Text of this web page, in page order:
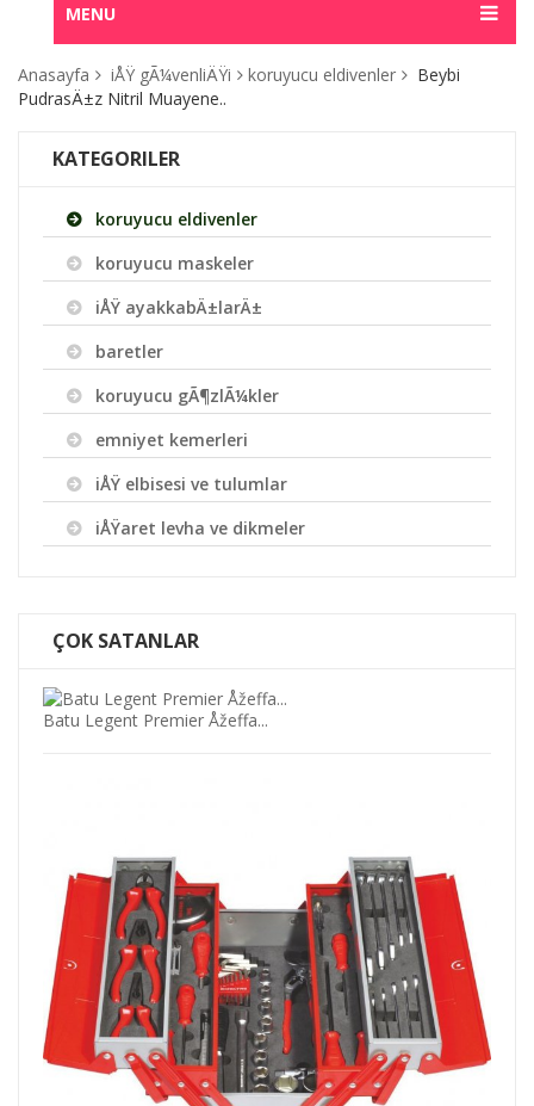
MENU
Anasayfa iÅŸ gÃ¼venliÄŸi koruyucu eldivenler
Beybi
PudrasÄ±z Nitril Muayene..
KATEGORILER
koruyucu eldivenler
koruyucu maskeler
iÅŸ ayakkabÄ±larÄ±
baretler
koruyucu gÃ¶zlÃ¼kler
emniyet kemerleri
iÅŸ elbisesi ve tulumlar
iÅŸaret levha ve dikmeler
ÇOK SATANLAR
Batu Legent Premier Åžeffa...